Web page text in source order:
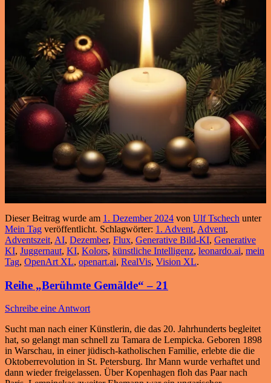
Dieser Beitrag wurde am 1. Dezember 2024 von Ulf Tschech unter
Mein Tag veröffentlicht. Schlagwörter: 1. Advent, Advent,
Adventszeit, AI, Dezember, Flux, Generative Bild-KI, Generative
KI, Juggernaut, KI, Kolors, künstliche Intelligenz, leonardo.ai, mein
Tag, OpenArt XL, openart.ai, RealVis, Vision XL.
Reihe „Berühmte Gemälde“ – 21
Schreibe eine Antwort
Sucht man nach einer Künstlerin, die das 20. Jahrhunderts begleitet
hat, so gelangt man schnell zu Tamara de Lempicka. Geboren 1898
in Warschau, in einer jüdisch-katholischen Familie, erlebte die die
Oktoberrevolution in St. Petersburg. Ihr Mann wurde verhaftet und
dann wieder freigelassen. Über Kopenhagen floh das Paar nach